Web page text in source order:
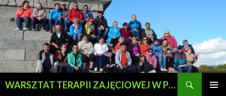
WARSZTAT TERAPII ZAJĘCIOWEJ W PRZEWOZIE